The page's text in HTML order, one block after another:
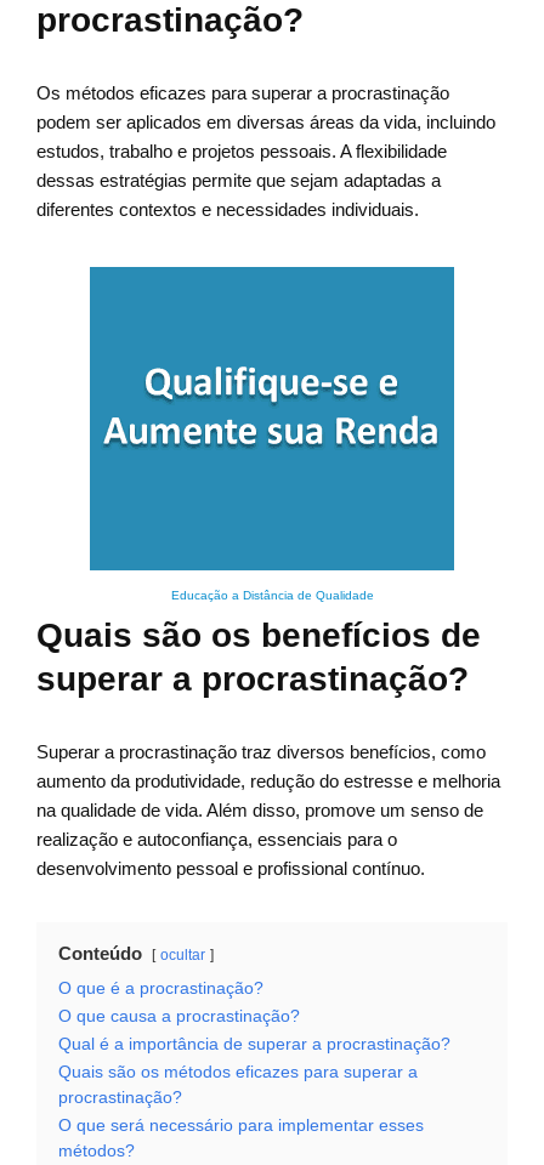
procrastinação?
Os métodos eficazes para superar a procrastinação
podem ser aplicados em diversas áreas da vida, incluindo
estudos, trabalho e projetos pessoais. A flexibilidade
dessas estratégias permite que sejam adaptadas a
diferentes contextos e necessidades individuais.
Educação a Distância de Qualidade
Quais são os benefícios de
superar a procrastinação?
Superar a procrastinação traz diversos benefícios, como
aumento da produtividade, redução do estresse e melhoria
na qualidade de vida. Além disso, promove um senso de
realização e autoconfiança, essenciais para o
desenvolvimento pessoal e profissional contínuo.
Conteúdo ocultar
O que é a procrastinação?
O que causa a procrastinação?
Qual é a importância de superar a procrastinação?
Quais são os métodos eficazes para superar a
procrastinação?
O que será necessário para implementar esses
métodos?